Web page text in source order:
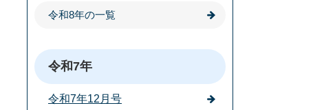
令和8年の一覧
令和7年
令和7年12月号